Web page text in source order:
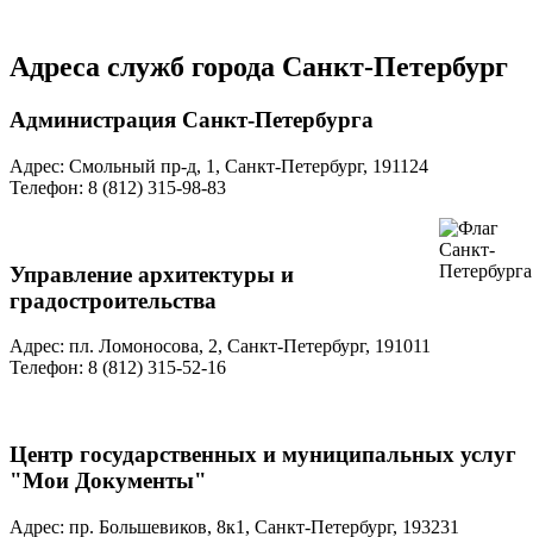
Адреса служб города Санкт-Петербург
Администрация Санкт-Петербурга
Адрес: Смольный пр-д, 1, Санкт-Петербург, 191124
Телефон: 8 (812) 315-98-83
Управление архитектуры и
градостроительства
Адрес: пл. Ломоносова, 2, Санкт-Петербург, 191011
Телефон: 8 (812) 315-52-16
Центр государственных и муниципальных услуг
"Мои Документы"
Адрес: пр. Большевиков, 8к1, Санкт-Петербург, 193231